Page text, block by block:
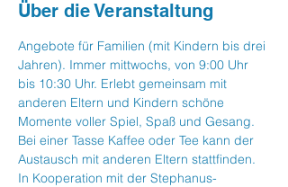
Über die Veranstaltung
Angebote für Familien (mit Kindern bis drei
Jahren). Immer mittwochs, von 9:00 Uhr
bis 10:30 Uhr. Erlebt gemeinsam mit
anderen Eltern und Kindern schöne
Momente voller Spiel, Spaß und Gesang.
Bei einer Tasse Kaffee oder Tee kann der
Austausch mit anderen Eltern stattfinden.
In Kooperation mit der Stephanus-